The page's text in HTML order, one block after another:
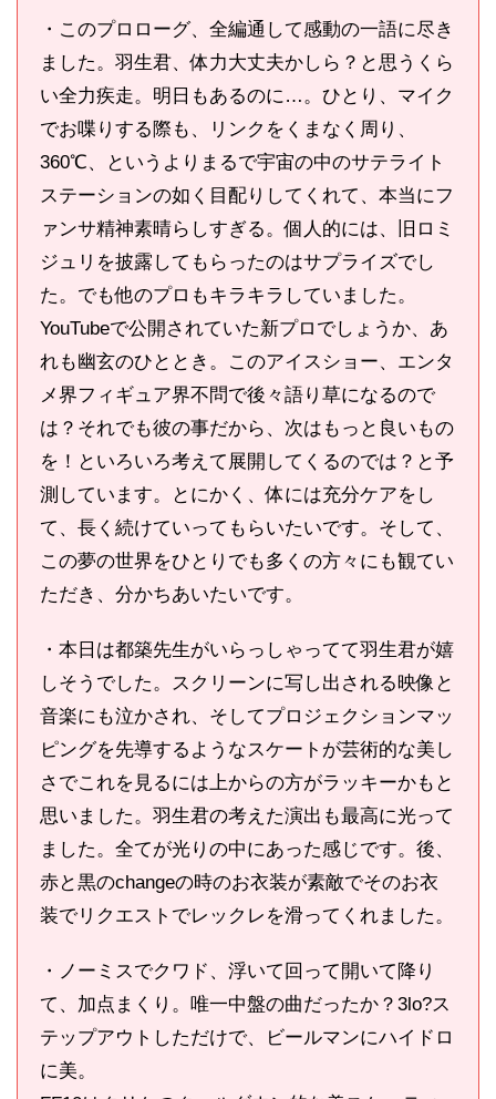
・このプロローグ、全編通して感動の一語に尽き
ました。羽生君、体力大丈夫かしら？と思うくら
い全力疾走。明日もあるのに…。ひとり、マイク
でお喋りする際も、リンクをくまなく周り、
360℃、というよりまるで宇宙の中のサテライト
ステーションの如く目配りしてくれて、本当にフ
ァンサ精神素晴らしすぎる。個人的には、旧ロミ
ジュリを披露してもらったのはサプライズでし
た。でも他のプロもキラキラしていました。
YouTubeで公開されていた新プロでしょうか、あ
れも幽玄のひととき。このアイスショー、エンタ
メ界フィギュア界不問で後々語り草になるので
は？それでも彼の事だから、次はもっと良いもの
を！といろいろ考えて展開してくるのでは？と予
測しています。とにかく、体には充分ケアをし
て、長く続けていってもらいたいです。そして、
この夢の世界をひとりでも多くの方々にも観てい
ただき、分かちあいたいです。
・本日は都築先生がいらっしゃってて羽生君が嬉
しそうでした。スクリーンに写し出される映像と
音楽にも泣かされ、そしてプロジェクションマッ
ピングを先導するようなスケートが芸術的な美し
さでこれを見るには上からの方がラッキーかもと
思いました。羽生君の考えた演出も最高に光って
ました。全てが光りの中にあった感じです。後、
赤と黒のchangeの時のお衣装が素敵でそのお衣
装でリクエストでレックレを滑ってくれました。
・ノーミスでクワド、浮いて回って開いて降り
て、加点まくり。唯一中盤の曲だったか？3lo?ス
テップアウトしただけで、ビールマンにハイドロ
に美。